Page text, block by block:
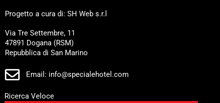
Progetto a cura di: SH Web s.r.l
Via Tre Settembre, 11
47891 Dogana (RSM)
Repubblica di San Marino
Email: info@specialehotel.com
Ricerca Veloce